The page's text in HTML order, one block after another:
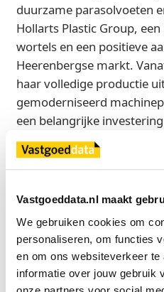
Vastgoeddata.nl maakt
We gebruiken cookies om
personaliseren, om functies
en om ons websiteverkeer te
informatie over jouw gebruik
duurzame parasolvoeten
Hollarts Plastic Group,
wortels en een positieve
Heerenbergse markt.
haar volledige productie
gemoderniseerd
een belangrijke
kwaliteitsverbetering.
“Deze investering is niet
duurzaamheid van onze
ondersteuning van
Goud, Operationeel
Dijkman, Country Director
zegt:“We zijn verheugd